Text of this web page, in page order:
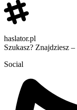
haslator.pl
Szukasz? Znajdziesz –
Social